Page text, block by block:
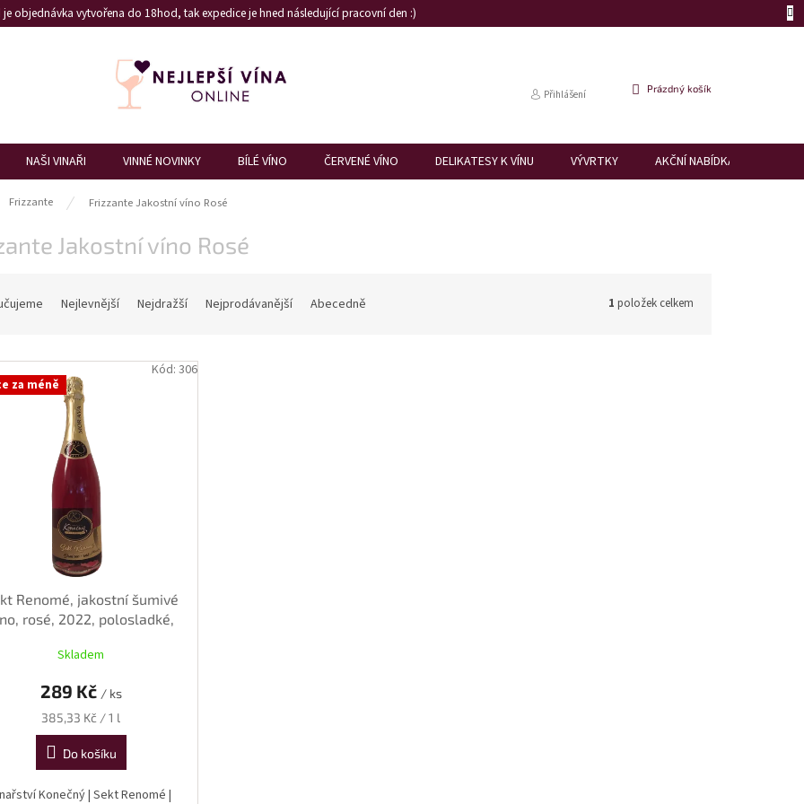
objednávka vytvořena do 18hod, tak expedice je hned následující pracovní den :)
Přihlášení
NÁKUPNÍ
Prázdný košík
NAŠI VINAŘI VINNÉ NOVINKY BÍLÉ VÍNO ČERVENÉ VÍNO DELIKATESY K VÍNU VÝVRTKY AKČNÍ NABÍDKA
Frizzante Frizzante Jakostní víno Rosé
Jakostní víno Rosé
Nejlevnější Nejdražší Nejprodávanější Abecedně 1 položek celkem
za méně
Renomé, jakostní šumivé
rosé, 2022, polosladké,
Skladem
289 Kč / ks
Měrná
cena:
385,33 Kč / 1 l
Do košíku
Konečný | Sekt Renomé |
Kód: 306